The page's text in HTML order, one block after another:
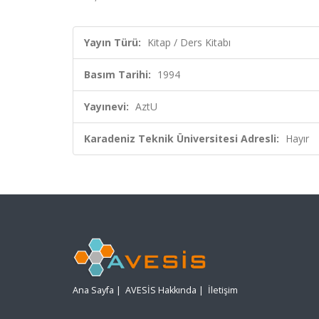
Yayın Türü: Kitap / Ders Kitabı
Basım Tarihi: 1994
Yayınevi: AztU
Karadeniz Teknik Üniversitesi Adresli: Hayır
Ana Sayfa | AVESİS Hakkında | İletişim